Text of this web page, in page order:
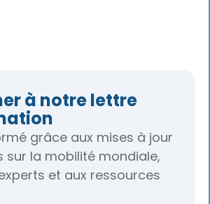
à notre lettre
grâce aux mises à jour
sur la mobilité mondiale,
et aux ressources